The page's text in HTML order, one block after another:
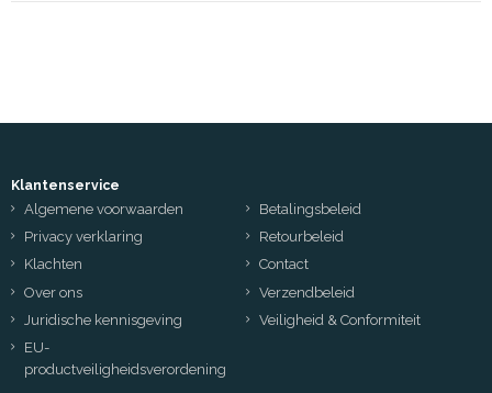
Klantenservice
Algemene voorwaarden
Betalingsbeleid
Privacy verklaring
Retourbeleid
Klachten
Contact
Over ons
Verzendbeleid
Juridische kennisgeving
Veiligheid & Conformiteit
EU-
productveiligheidsverordening